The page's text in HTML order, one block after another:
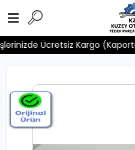
Ücretsiz Kargo